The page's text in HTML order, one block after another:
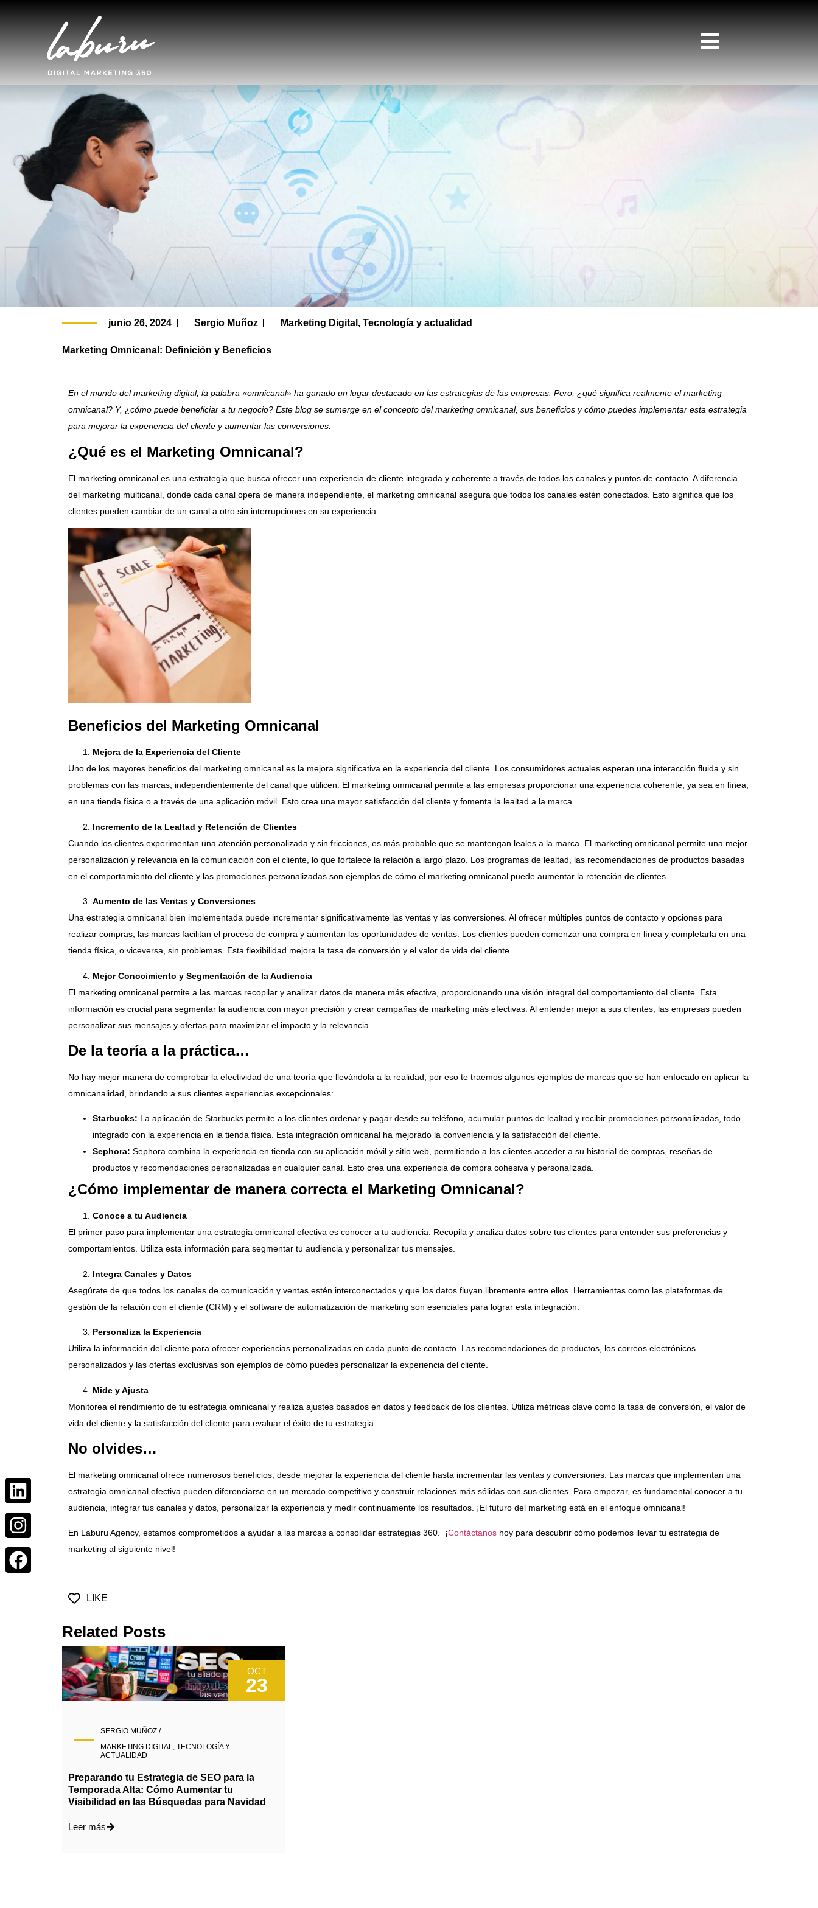
junio 26, 2024 Sergio Muñoz Marketing Digital , Tecnología y actualidad
Marketing Omnicanal: Definición y Beneficios
En el mundo del marketing digital, la palabra «omnicanal» ha ganado un lugar destacado en las estrategias de las empresas. Pero, ¿qué significa realmente el marketing
omnicanal? Y, ¿cómo puede beneficiar a tu negocio? Este blog se sumerge en el concepto del marketing omnicanal, sus beneficios y cómo puedes implementar esta estrategia
para mejorar la experiencia del cliente y aumentar las conversiones.
¿Qué es el Marketing Omnicanal?
El marketing omnicanal es una estrategia que busca ofrecer una experiencia de cliente integrada y coherente a través de todos los canales y puntos de contacto. A diferencia
del marketing multicanal, donde cada canal opera de manera independiente, el marketing omnicanal asegura que todos los canales estén conectados. Esto significa que los
clientes pueden cambiar de un canal a otro sin interrupciones en su experiencia.
Beneficios del Marketing Omnicanal
Mejora de la Experiencia del Cliente
Uno de los mayores beneficios del marketing omnicanal es la mejora significativa en la experiencia del cliente. Los consumidores actuales esperan una interacción fluida y sin
problemas con las marcas, independientemente del canal que utilicen. El marketing omnicanal permite a las empresas proporcionar una experiencia coherente, ya sea en línea,
en una tienda física o a través de una aplicación móvil. Esto crea una mayor satisfacción del cliente y fomenta la lealtad a la marca.
Incremento de la Lealtad y Retención de Clientes
Cuando los clientes experimentan una atención personalizada y sin fricciones, es más probable que se mantengan leales a la marca. El marketing omnicanal permite una mejor
personalización y relevancia en la comunicación con el cliente, lo que fortalece la relación a largo plazo. Los programas de lealtad, las recomendaciones de productos basadas
en el comportamiento del cliente y las promociones personalizadas son ejemplos de cómo el marketing omnicanal puede aumentar la retención de clientes.
Aumento de las Ventas y Conversiones
Una estrategia omnicanal bien implementada puede incrementar significativamente las ventas y las conversiones. Al ofrecer múltiples puntos de contacto y opciones para
realizar compras, las marcas facilitan el proceso de compra y aumentan las oportunidades de ventas. Los clientes pueden comenzar una compra en línea y completarla en una
tienda física, o viceversa, sin problemas. Esta flexibilidad mejora la tasa de conversión y el valor de vida del cliente.
Mejor Conocimiento y Segmentación de la Audiencia
El marketing omnicanal permite a las marcas recopilar y analizar datos de manera más efectiva, proporcionando una visión integral del comportamiento del cliente. Esta
información es crucial para segmentar la audiencia con mayor precisión y crear campañas de marketing más efectivas. Al entender mejor a sus clientes, las empresas pueden
personalizar sus mensajes y ofertas para maximizar el impacto y la relevancia.
De la teoría a la práctica…
No hay mejor manera de comprobar la efectividad de una teoría que llevándola a la realidad, por eso te traemos algunos ejemplos de marcas que se han enfocado en aplicar la
omnicanalidad, brindando a sus clientes experiencias excepcionales:
Starbucks: La aplicación de Starbucks permite a los clientes ordenar y pagar desde su teléfono, acumular puntos de lealtad y recibir promociones personalizadas, todo
integrado con la experiencia en la tienda física. Esta integración omnicanal ha mejorado la conveniencia y la satisfacción del cliente.
Sephora: Sephora combina la experiencia en tienda con su aplicación móvil y sitio web, permitiendo a los clientes acceder a su historial de compras, reseñas de
productos y recomendaciones personalizadas en cualquier canal. Esto crea una experiencia de compra cohesiva y personalizada.
¿Cómo implementar de manera correcta el Marketing Omnicanal?
Conoce a tu Audiencia
El primer paso para implementar una estrategia omnicanal efectiva es conocer a tu audiencia. Recopila y analiza datos sobre tus clientes para entender sus preferencias y
comportamientos. Utiliza esta información para segmentar tu audiencia y personalizar tus mensajes.
Integra Canales y Datos
Asegúrate de que todos los canales de comunicación y ventas estén interconectados y que los datos fluyan libremente entre ellos. Herramientas como las plataformas de
gestión de la relación con el cliente (CRM) y el software de automatización de marketing son esenciales para lograr esta integración.
Personaliza la Experiencia
Utiliza la información del cliente para ofrecer experiencias personalizadas en cada punto de contacto. Las recomendaciones de productos, los correos electrónicos
personalizados y las ofertas exclusivas son ejemplos de cómo puedes personalizar la experiencia del cliente.
Mide y Ajusta
Monitorea el rendimiento de tu estrategia omnicanal y realiza ajustes basados en datos y feedback de los clientes. Utiliza métricas clave como la tasa de conversión, el valor de
vida del cliente y la satisfacción del cliente para evaluar el éxito de tu estrategia.
No olvides…
El marketing omnicanal ofrece numerosos beneficios, desde mejorar la experiencia del cliente hasta incrementar las ventas y conversiones. Las marcas que implementan una
estrategia omnicanal efectiva pueden diferenciarse en un mercado competitivo y construir relaciones más sólidas con sus clientes. Para empezar, es fundamental conocer a tu
audiencia, integrar tus canales y datos, personalizar la experiencia y medir continuamente los resultados. ¡El futuro del marketing está en el enfoque omnicanal!
En Laburu Agency, estamos comprometidos a ayudar a las marcas a consolidar estrategias 360. ¡Contáctanos hoy para descubrir cómo podemos llevar tu estrategia de
marketing al siguiente nivel!
LIKE
Related Posts
OCT
23
SERGIO MUÑOZ /
MARKETING DIGITAL, TECNOLOGÍA Y
ACTUALIDAD
Preparando tu Estrategia de SEO para la
Temporada Alta: Cómo Aumentar tu
Visibilidad en las Búsquedas para Navidad
Leer más
Home
Nosotros
Proyectos
Blog
Contacto
Ampersand Agency